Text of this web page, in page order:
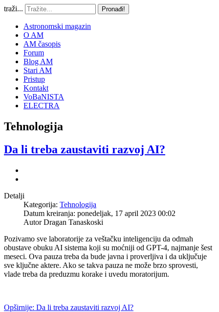
traži... Pronađi!
Astronomski magazin
O AM
AM časopis
Forum
Blog AM
Stari AM
Pristup
Kontakt
VoBaNISTA
ELECTRA
Tehnologija
Da li treba zaustaviti razvoj AI?
Detalji
Kategorija: Tehnologija
Datum kreiranja: ponedeljak, 17 april 2023 00:02
Autor Dragan Tanaskoski
Pozivamo sve laboratorije za veštačku inteligenciju da odmah
obustave obuku AI sistema koji su moćniji od GPT-4, najmanje šest
meseci. Ova pauza treba da bude javna i proverljiva i da uključuje
sve ključne aktere. Ako se takva pauza ne može brzo sprovesti,
vlade treba da preduzmu korake i uvedu moratorijum.
Opširnije: Da li treba zaustaviti razvoj AI?